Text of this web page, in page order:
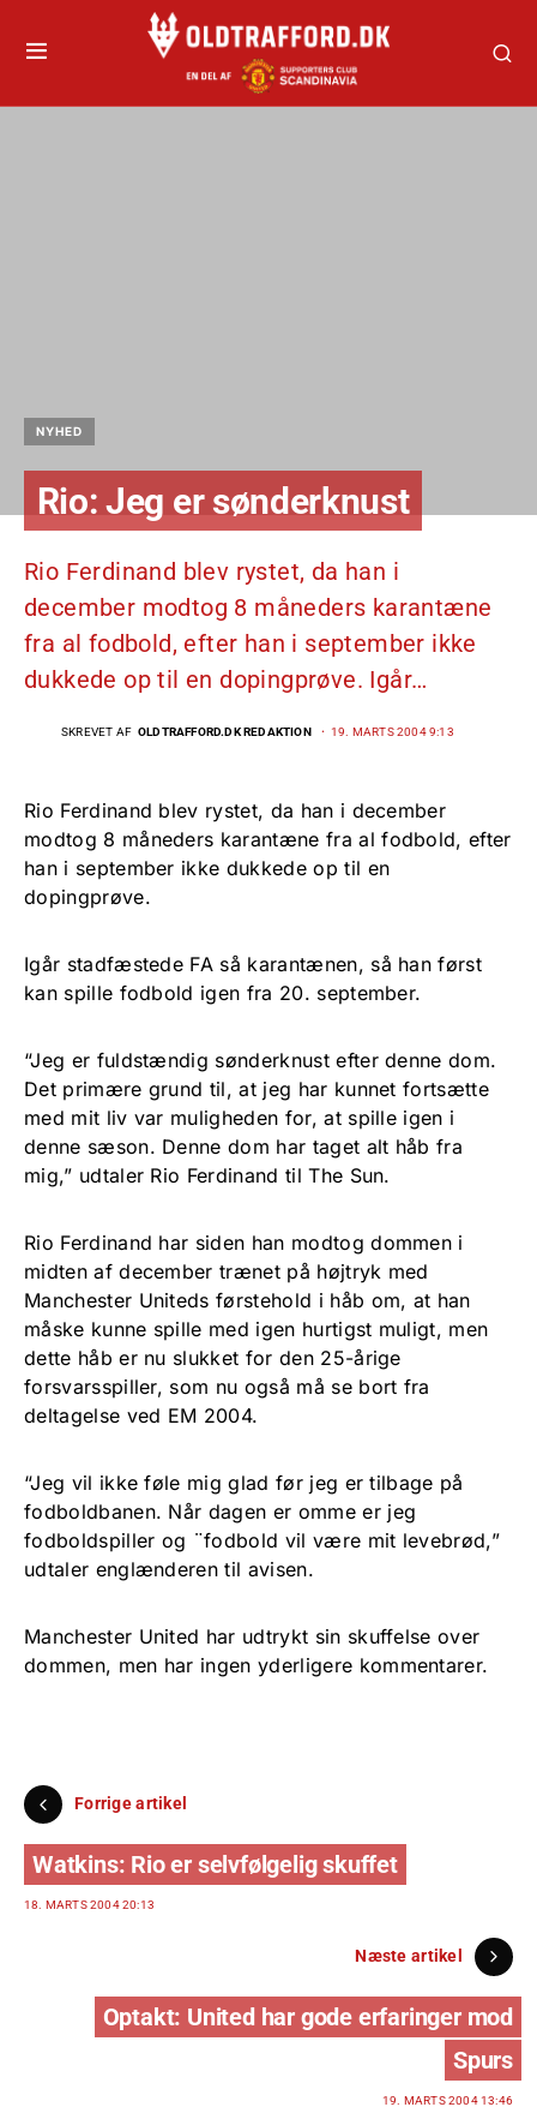
NYHED
Rio: Jeg er sønderknust
Rio Ferdinand blev rystet, da han i
december modtog 8 måneders karantæne
fra al fodbold, efter han i september ikke
dukkede op til en dopingprøve. Igår…
SKREVET AF OLDTRAFFORD.DK REDAKTION 19. MARTS 2004 9:13
Rio Ferdinand blev rystet, da han i december
modtog 8 måneders karantæne fra al fodbold, efter
han i september ikke dukkede op til en
dopingprøve.
Igår stadfæstede FA så karantænen, så han først
kan spille fodbold igen fra 20. september.
“Jeg er fuldstændig sønderknust efter denne dom.
Det primære grund til, at jeg har kunnet fortsætte
med mit liv var muligheden for, at spille igen i
denne sæson. Denne dom har taget alt håb fra
mig,” udtaler Rio Ferdinand til The Sun.
Rio Ferdinand har siden han modtog dommen i
midten af december trænet på højtryk med
Manchester Uniteds førstehold i håb om, at han
måske kunne spille med igen hurtigst muligt, men
dette håb er nu slukket for den 25-årige
forsvarsspiller, som nu også må se bort fra
deltagelse ved EM 2004.
“Jeg vil ikke føle mig glad før jeg er tilbage på
fodboldbanen. Når dagen er omme er jeg
fodboldspiller og ¨fodbold vil være mit levebrød,”
udtaler englænderen til avisen.
Manchester United har udtrykt sin skuffelse over
dommen, men har ingen yderligere kommentarer.
Forrige artikel
Watkins: Rio er selvfølgelig skuffet
18. MARTS 2004 20:13
Næste artikel
Optakt: United har gode erfaringer mod
Spurs
19. MARTS 2004 13:46